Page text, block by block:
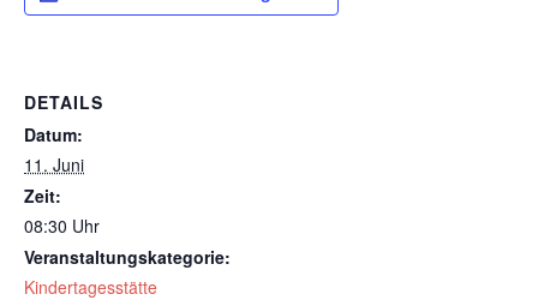
DETAILS
Datum:
11. Juni
Zeit:
08:30 Uhr
Veranstaltungskategorie:
Kindertagesstätte